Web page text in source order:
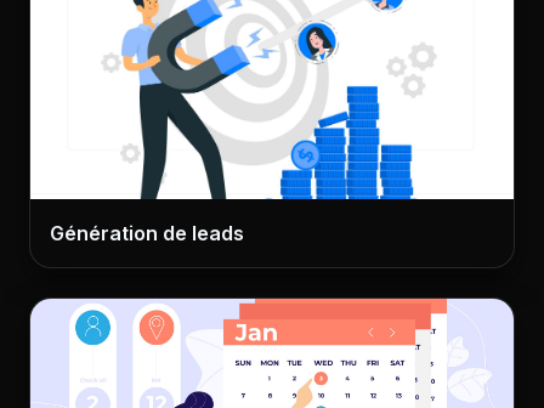
Génération de leads